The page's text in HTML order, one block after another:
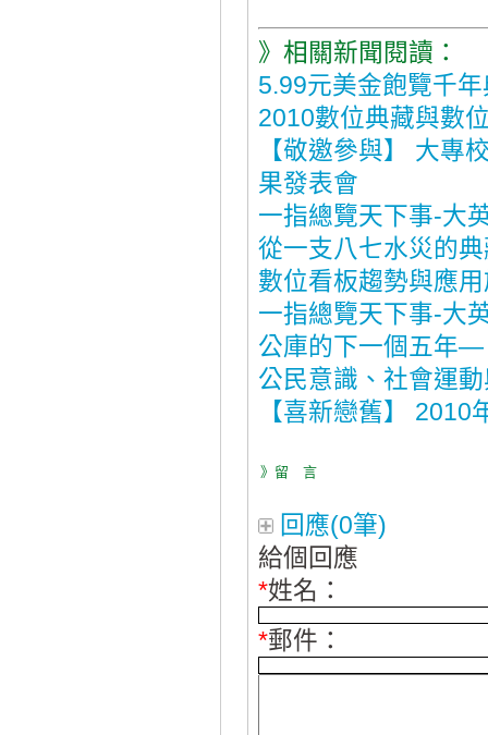
》相關新聞閱讀：
5.99元美金飽覽千
2010數位典藏與數
【敬邀參與】 大專
果發表會
一指總覽天下事-大
從一支八七水災的
數位看板趨勢與應
一指總覽天下事-大
公庫的下一個五年—
公民意識、社會運
【喜新戀舊】
》留 言
回應(0筆)
給個回應
*姓名：
*郵件：